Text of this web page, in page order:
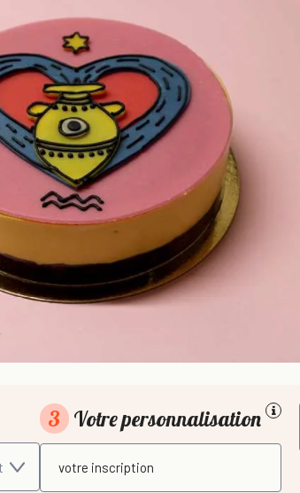
3 Votre personnalisation